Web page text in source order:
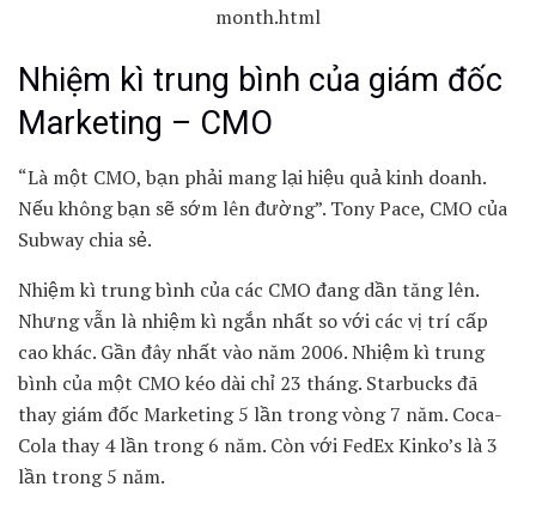
month.html
Nhiệm kì trung bình của giám đốc
Marketing – CMO
“Là một CMO, bạn phải mang lại hiệu quả kinh doanh.
Nếu không bạn sẽ sớm lên đường”. Tony Pace, CMO của
Subway chia sẻ.
Nhiệm kì trung bình của các CMO đang dần tăng lên.
Nhưng vẫn là nhiệm kì ngắn nhất so với các vị trí cấp
cao khác. Gần đây nhất vào năm 2006. Nhiệm kì trung
bình của một CMO kéo dài chỉ 23 tháng. Starbucks đã
thay giám đốc Marketing 5 lần trong vòng 7 năm. Coca-
Cola thay 4 lần trong 6 năm. Còn với FedEx Kinko’s là 3
lần trong 5 năm.